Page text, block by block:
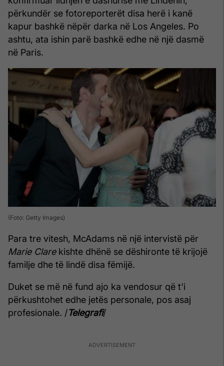
përkundër se fotoreporterët disa herë i kanë
kapur bashkë nëpër darka në Los Angeles. Po
ashtu, ata ishin parë bashkë edhe në një dasmë
në Paris.
(Foto: Getty Images)
Para tre vitesh, McAdams në një intervistë për
Marie Clarekishte dhënë se dëshironte të krijojë
familje dhe të lindë disa fëmijë.
Duket se më në fund ajo ka vendosur që t'i
përkushtohet edhe jetës personale, pos asaj
profesionale. /Telegrafi/